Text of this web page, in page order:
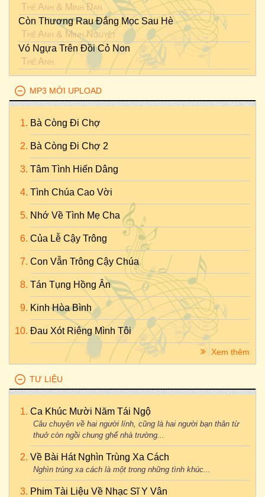
Thế Anh & Minh Đan
Còn Thương Rau Đắng Mọc Sau Hè
Thế Anh & Minh Nguyệt
Vó Ngựa Trên Đồi Cỏ Non
Thế Anh
MP3 MỚI UPLOAD
Bà Còng Đi Chợ
Bà Còng Đi Chợ 2
Tâm Tình Hiến Dâng
Tình Chúa Cao Vời
Nhớ Về Tình Mẹ Cha
Của Lễ Cậy Trông
Con Vẫn Trông Cậy Chúa
Tán Tụng Hồng Ân
Kinh Hòa Bình
Đau Xót Riêng Mình Tôi
Xem thêm
TƯ LIỆU
Ca Khúc Mười Năm Tái Ngộ
Câu chuyện về hai người lính, cũng là hai người bạn thân từ
thuở còn ngồi chung ghế nhà trường...
Về Bài Hát Nghìn Trùng Xa Cách
Nghìn trùng xa cách là một trong những tình khúc...
Phim Tài Liệu Về Nhạc Sĩ Y Vân